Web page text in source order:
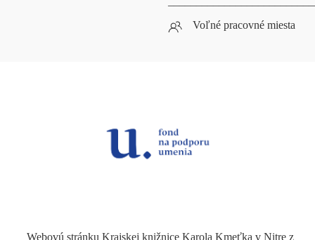
Voľné pracovné miesta
Webovú stránku Krajskej knižnice Karola Kmeťka v Nitre z